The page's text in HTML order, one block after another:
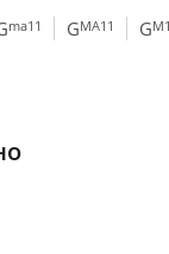
ma11 GMA11 G